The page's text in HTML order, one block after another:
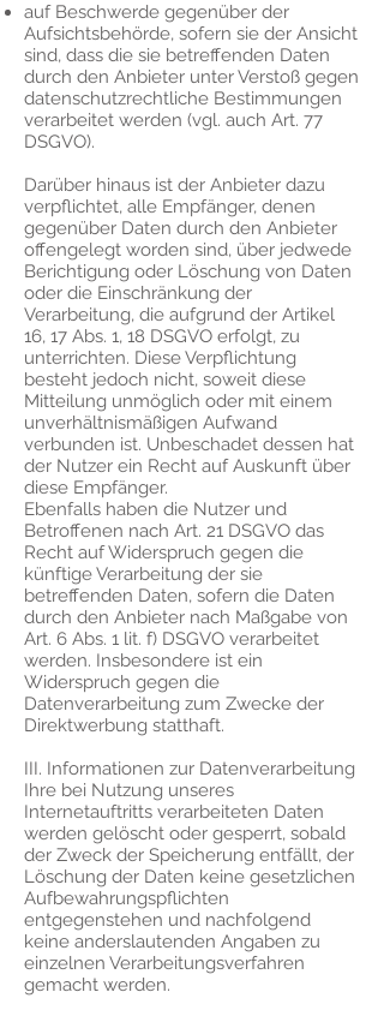
auf Beschwerde gegenüber der
Aufsichtsbehörde, sofern sie der Ansicht
sind, dass die sie betreffenden Daten
durch den Anbieter unter Verstoß gegen
datenschutzrechtliche Bestimmungen
verarbeitet werden (vgl. auch Art. 77
DSGVO).
Darüber hinaus ist der Anbieter dazu
verpflichtet, alle Empfänger, denen
gegenüber Daten durch den Anbieter
offengelegt worden sind, über jedwede
Berichtigung oder Löschung von Daten
oder die Einschränkung der
Verarbeitung, die aufgrund der Artikel
16, 17 Abs. 1, 18 DSGVO erfolgt, zu
unterrichten. Diese Verpflichtung
besteht jedoch nicht, soweit diese
Mitteilung unmöglich oder mit einem
unverhältnismäßigen Aufwand
verbunden ist. Unbeschadet dessen hat
der Nutzer ein Recht auf Auskunft über
diese Empfänger.
Ebenfalls haben die Nutzer und
Betroffenen nach Art. 21 DSGVO das
Recht auf Widerspruch gegen die
künftige Verarbeitung der sie
betreffenden Daten, sofern die Daten
durch den Anbieter nach Maßgabe von
Art. 6 Abs. 1 lit. f) DSGVO verarbeitet
werden. Insbesondere ist ein
Widerspruch gegen die
Datenverarbeitung zum Zwecke der
Direktwerbung statthaft.
III. Informationen zur Datenverarbeitung
Ihre bei Nutzung unseres
Internetauftritts verarbeiteten Daten
werden gelöscht oder gesperrt, sobald
der Zweck der Speicherung entfällt, der
Löschung der Daten keine gesetzlichen
Aufbewahrungspflichten
entgegenstehen und nachfolgend
keine anderslautenden Angaben zu
einzelnen Verarbeitungsverfahren
gemacht werden.